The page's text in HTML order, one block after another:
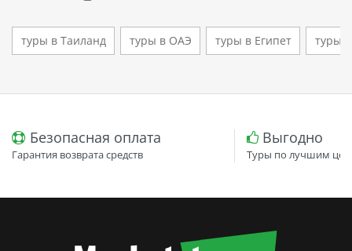
туры в Таиланд туры в ОАЭ туры в Египет туры
Безопасная оплата
Гарантия возврата средств
Выгодно
Туры по лучшим